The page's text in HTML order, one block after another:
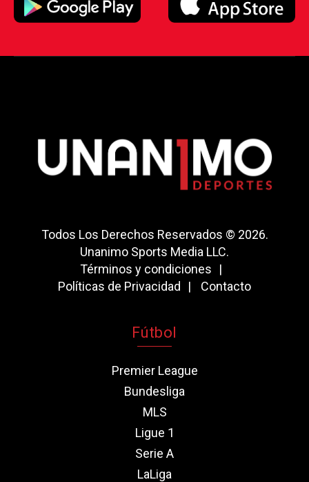
Todos Los Derechos Reservados © 2026.
Unanimo Sports Media LLC.
Términos y condiciones
Políticas de Privacidad
Contacto
Fútbol
Premier League
Bundesliga
MLS
Ligue 1
Serie A
LaLiga